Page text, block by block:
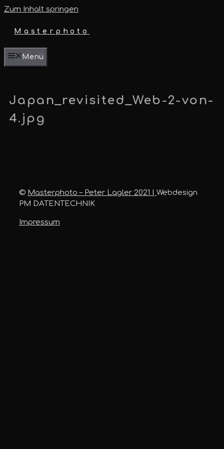
Zum Inhalt springen
Masterphoto
Menü
Japan_revisited_Web-2-von-
4.jpg
© Masterphoto – Peter Lagler 2021 | Webdesign
PM DATENTECHNIK
Impressum